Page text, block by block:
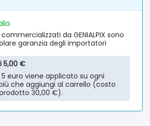
da GENIALPIX sono
garanzia degli importatori
5,00 €
euro viene applicato su ogni
che aggiungi al carrello (costo
30,00 €).